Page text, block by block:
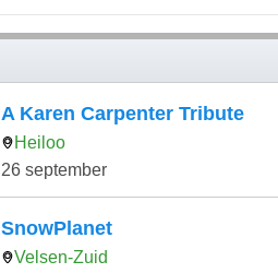
A Karen Carpenter Tribute
Heiloo
26 september
SnowPlanet
Velsen-Zuid